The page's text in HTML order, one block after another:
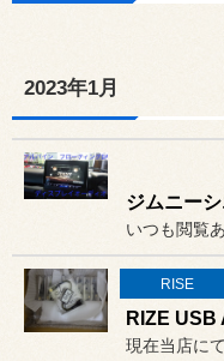
2023年1月
RISE
RIZE USB